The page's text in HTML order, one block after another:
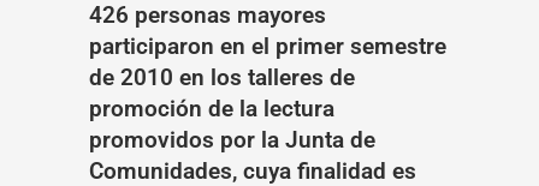
426 personas mayores
participaron en el primer semestre
de 2010 en los talleres de
promoción de la lectura
promovidos por la Junta de
Comunidades, cuya finalidad es